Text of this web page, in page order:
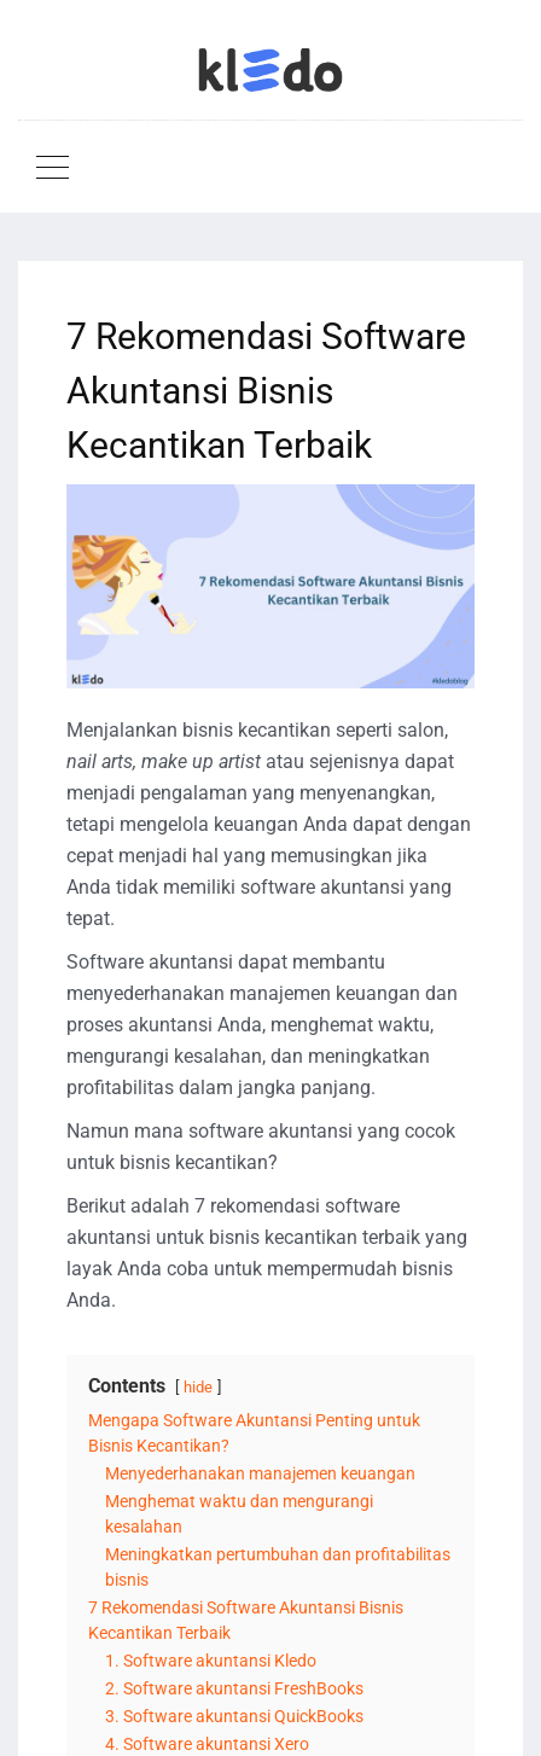
7 Rekomendasi Software
Akuntansi Bisnis
Kecantikan Terbaik
Menjalankan bisnis kecantikan seperti salon,
nail arts, make up artist atau sejenisnya dapat
menjadi pengalaman yang menyenangkan,
tetapi mengelola keuangan Anda dapat dengan
cepat menjadi hal yang memusingkan jika
Anda tidak memiliki software akuntansi yang
tepat.
Software akuntansi dapat membantu
menyederhanakan manajemen keuangan dan
proses akuntansi Anda, menghemat waktu,
mengurangi kesalahan, dan meningkatkan
profitabilitas dalam jangka panjang.
Namun mana software akuntansi yang cocok
untuk bisnis kecantikan?
Berikut adalah 7 rekomendasi software
akuntansi untuk bisnis kecantikan terbaik yang
layak Anda coba untuk mempermudah bisnis
Anda.
Contents hide
Mengapa Software Akuntansi Penting untuk
Bisnis Kecantikan?
Menyederhanakan manajemen keuangan
Menghemat waktu dan mengurangi
kesalahan
Meningkatkan pertumbuhan dan profitabilitas
bisnis
7 Rekomendasi Software Akuntansi Bisnis
Kecantikan Terbaik
1. Software akuntansi Kledo
2. Software akuntansi FreshBooks
3. Software akuntansi QuickBooks
4. Software akuntansi Xero